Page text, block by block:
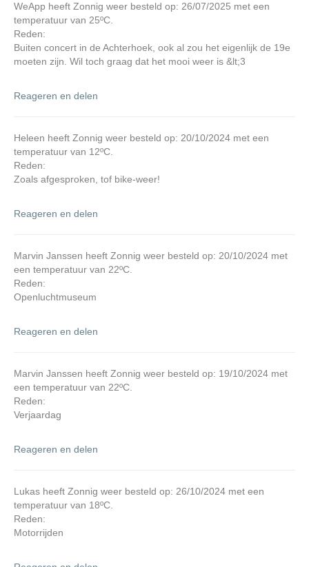
WeApp heeft Zonnig weer besteld op: 26/07/2025 met een
temperatuur van 25ºC.
Reden:
Buiten concert in de Achterhoek, ook al zou het eigenlijk de 19e
moeten zijn. Wil toch graag dat het mooi weer is &lt;3
Reageren en delen
Heleen heeft Zonnig weer besteld op: 20/10/2024 met een
temperatuur van 12ºC.
Reden:
Zoals afgesproken, tof bike-weer!
Reageren en delen
Marvin Janssen heeft Zonnig weer besteld op: 20/10/2024 met
een temperatuur van 22ºC.
Reden:
Openluchtmuseum
Reageren en delen
Marvin Janssen heeft Zonnig weer besteld op: 19/10/2024 met
een temperatuur van 22ºC.
Reden:
Verjaardag
Reageren en delen
Lukas heeft Zonnig weer besteld op: 26/10/2024 met een
temperatuur van 18ºC.
Reden:
Motorrijden